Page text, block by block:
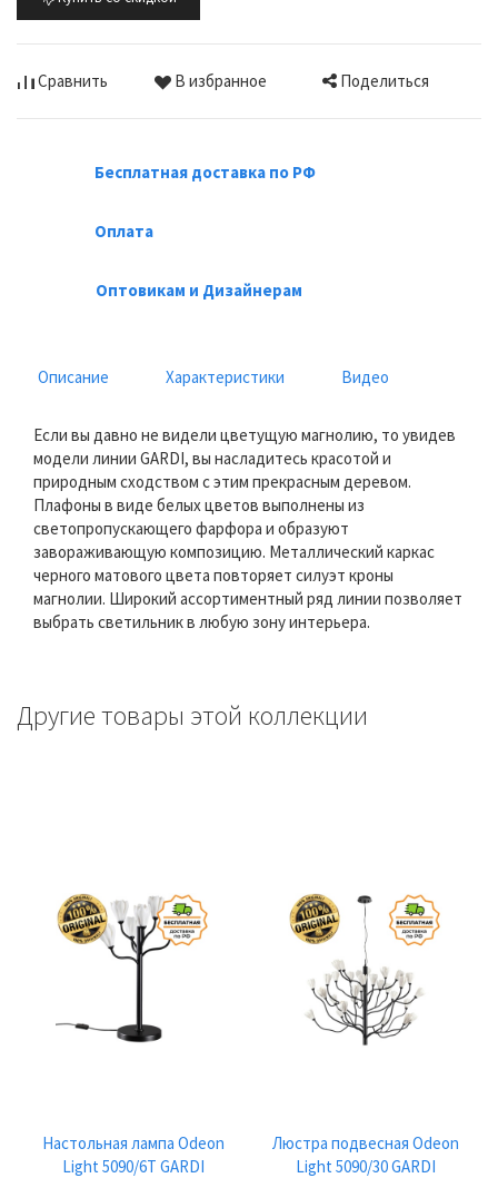
Сравнить В избранное Поделиться
Бесплатная доставка по РФ
Оплата
Оптовикам и Дизайнерам
Описание Характеристики Видео
Если вы давно не видели цветущую магнолию, то увидев
модели линии GARDI, вы насладитесь красотой и
природным сходством с этим прекрасным деревом.
Плафоны в виде белых цветов выполнены из
светопропускающего фарфора и образуют
завораживающую композицию. Металлический каркас
черного матового цвета повторяет силуэт кроны
магнолии. Широкий ассортиментный ряд линии позволяет
выбрать светильник в любую зону интерьера.
Другие товары этой коллекции
Настольная лампа Odeon
Light 5090/6T GARDI
Люстра подвесная Odeon
Light 5090/30 GARDI